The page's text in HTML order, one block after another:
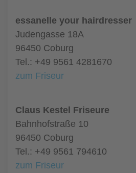
essanelle your hairdresser
Judengasse 18A
96450 Coburg
Tel.: +49 9561 4281670
zum Friseur
Claus Kestel Friseure
Bahnhofstraße 10
96450 Coburg
Tel.: +49 9561 794610
zum Friseur